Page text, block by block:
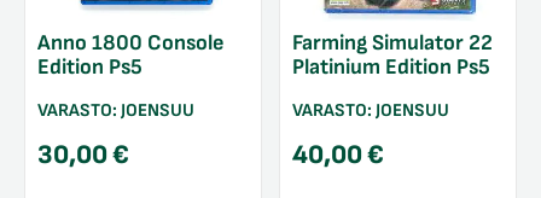
Anno 1800 Console
Edition Ps5
VARASTO: JOENSUU
30,00€
Farming Simulator 22
Platinium Edition Ps5
VARASTO: JOENSUU
40,00€